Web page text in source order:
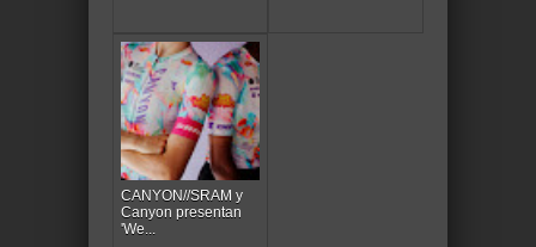
CANYON//SRAM y
Canyon presentan
'We...